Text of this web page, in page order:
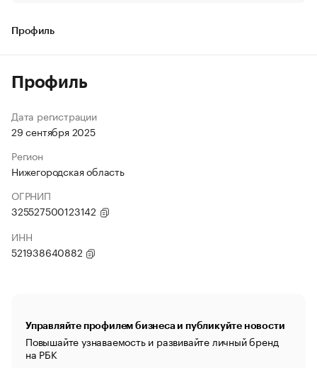
Профиль
Профиль
Дата регистрации
29 сентября 2025
Регион
Нижегородская область
ОГРНИП
325527500123142
ИНН
521938640882
Управляйте профилем бизнеса и публикуйте новости
Повышайте узнаваемость и развивайте личный бренд
на РБК